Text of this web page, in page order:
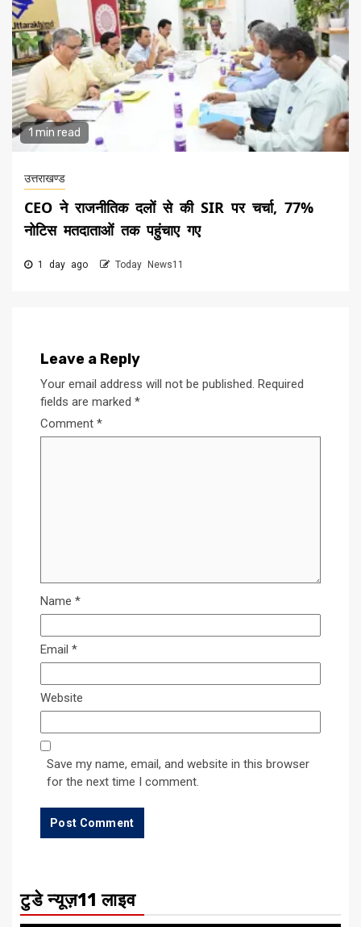
1 min read
उत्तराखण्ड
CEO ने राजनीतिक दलों से की SIR पर चर्चा, 77%
नोटिस मतदाताओं तक पहुंचाए गए
1 day ago Today News11
Leave a Reply
Your email address will not be published. Required
fields are marked *
Comment *
Name *
Email *
Website
Save my name, email, and website in this browser
for the next time I comment.
टुडे न्यूज़11 लाइव